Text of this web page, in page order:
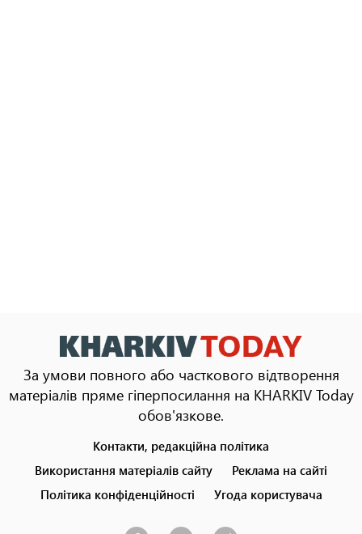
За умови повного або часткового відтворення
матеріалів пряме гіперпосилання на KHARKIV Today
обов'язкове.
menu
Контакти, редакційна політика
Використання матеріалів сайту
Реклама на сайті
Політика конфіденційності
Угода користувача